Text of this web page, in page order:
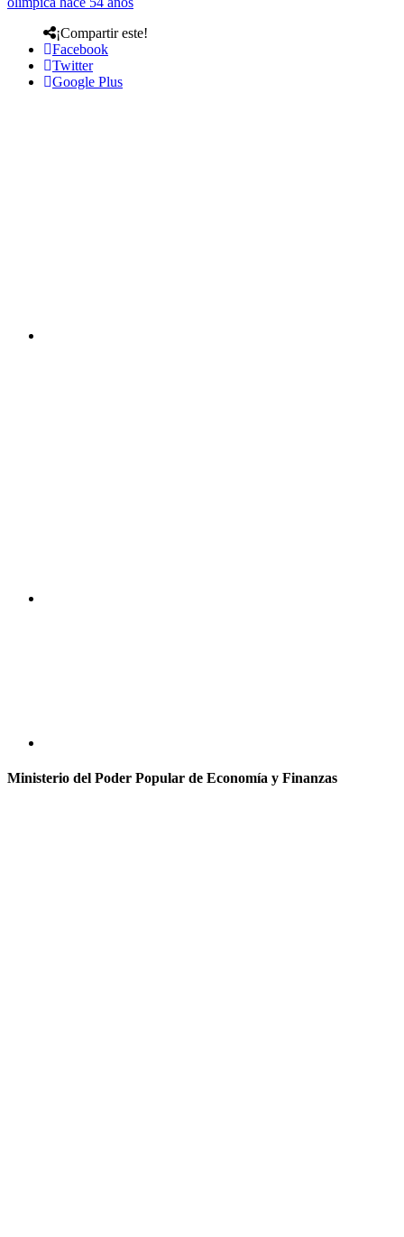
¡Compartir este!
Facebook
Twitter
Google Plus
Ministerio del Poder Popular de Economía y Finanzas